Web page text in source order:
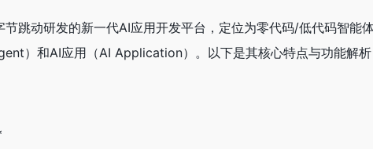
节跳动研发的新一代AI应用开发平台，定位为零代码/低代码智能
）和AI应用（AI Application）。以下是其核心特点与功能解析